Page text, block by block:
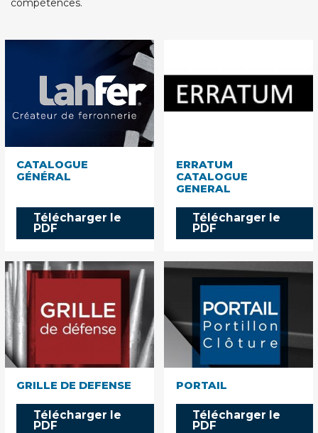
compétences.
CATALOGUE
GÉNÉRAL
Télécharger le
PDF
ERRATUM
CATALOGUE
GENERAL
Télécharger le
PDF
GRILLE DE DEFENSE
Télécharger le
PDF
PORTAIL
Télécharger le
PDF